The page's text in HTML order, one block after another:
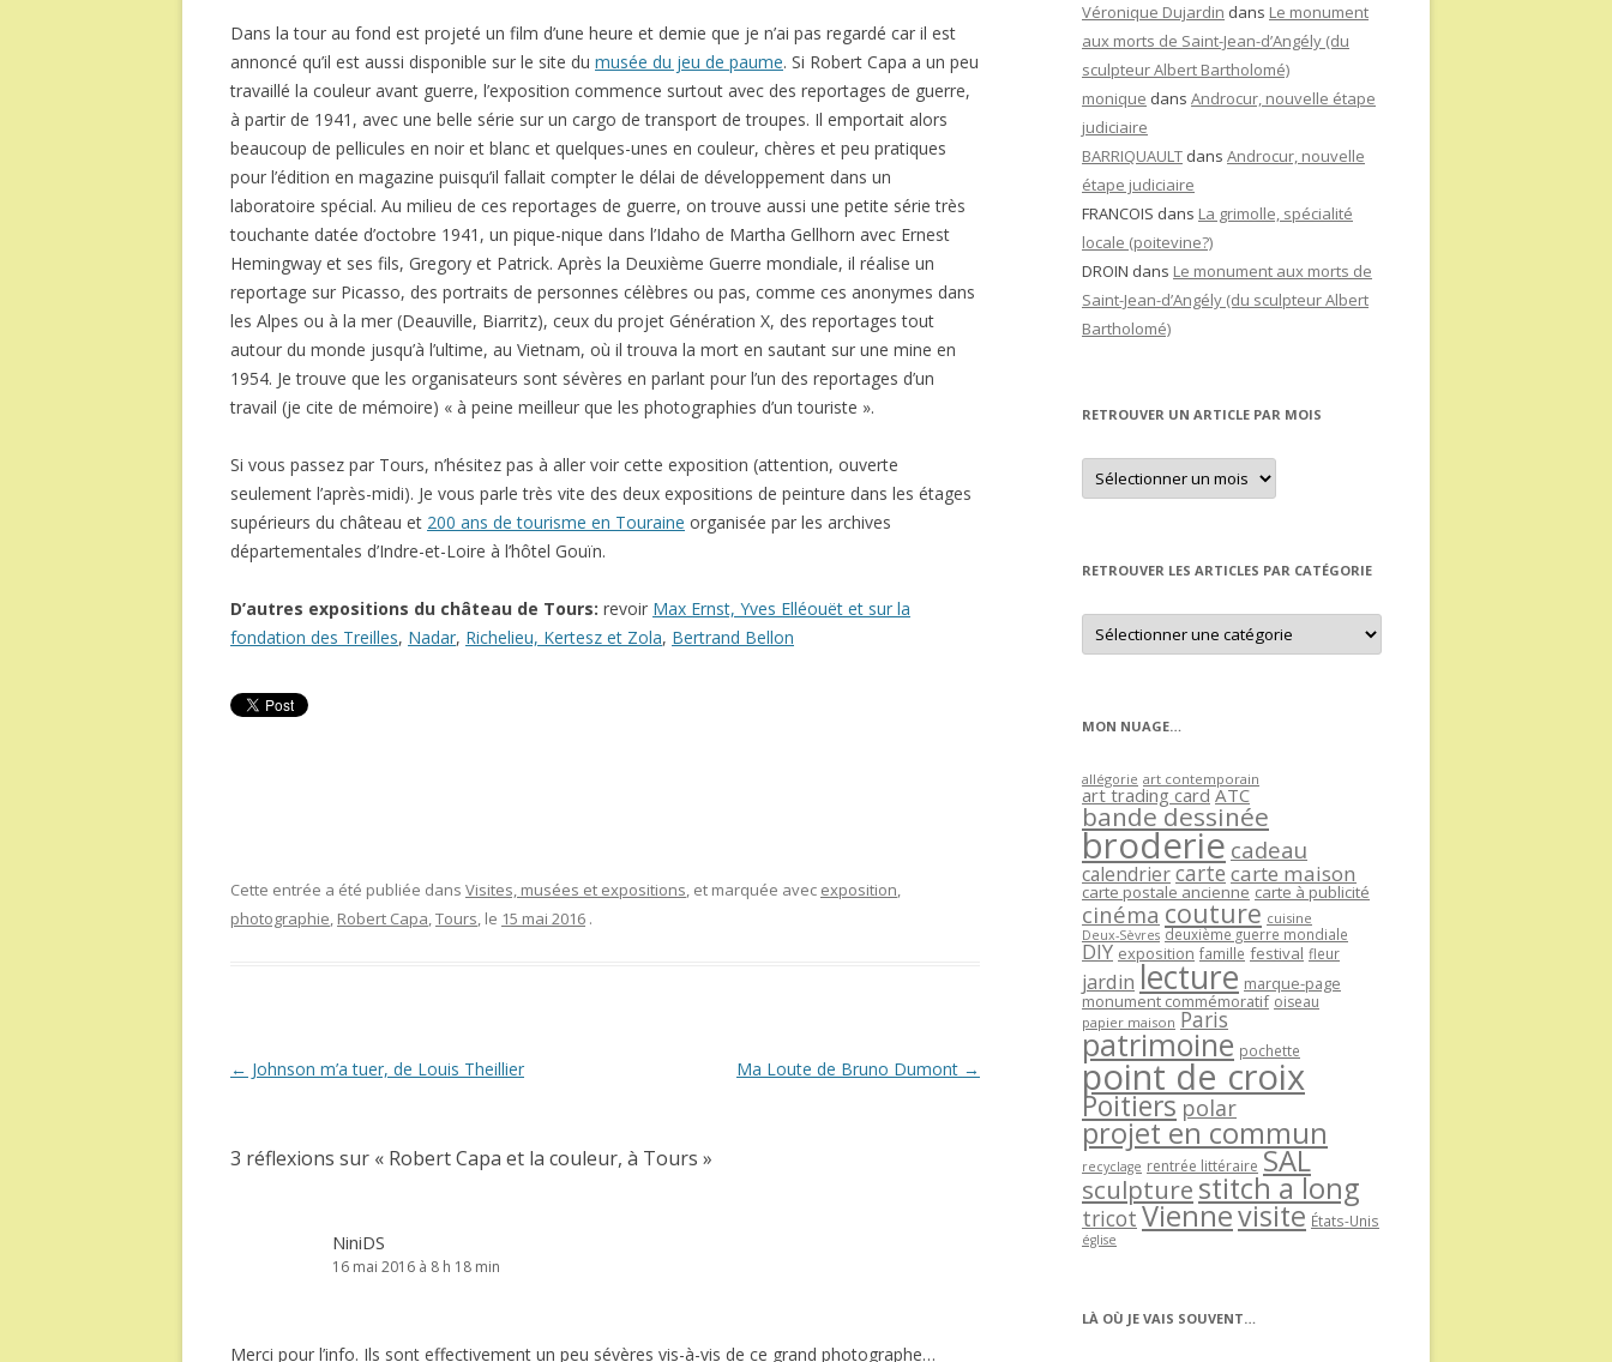
Dans la tour au fond est projeté un film d’une heure et demie que je n’ai pas regardé car il est
annoncé qu’il est aussi disponible sur le site du musée du jeu de paume. Si Robert Capa a un peu
travaillé la couleur avant guerre, l’exposition commence surtout avec des reportages de guerre,
à partir de 1941, avec une belle série sur un cargo de transport de troupes. Il emportait alors
beaucoup de pellicules en noir et blanc et quelques-unes en couleur, chères et peu pratiques
pour l’édition en magazine puisqu’il fallait compter le délai de développement dans un
laboratoire spécial. Au milieu de ces reportages de guerre, on trouve aussi une petite série très
touchante datée d’octobre 1941, un pique-nique dans l’Idaho de Martha Gellhorn avec Ernest
Hemingway et ses fils, Gregory et Patrick. Après la Deuxième Guerre mondiale, il réalise un
reportage sur Picasso, des portraits de personnes célèbres ou pas, comme ces anonymes dans
les Alpes ou à la mer (Deauville, Biarritz), ceux du projet Génération X, des reportages tout
autour du monde jusqu’à l’ultime, au Vietnam, où il trouva la mort en sautant sur une mine en
1954. Je trouve que les organisateurs sont sévères en parlant pour l’un des reportages d’un
travail (je cite de mémoire) « à peine meilleur que les photographies d’un touriste ».
Si vous passez par Tours, n’hésitez pas à aller voir cette exposition (attention, ouverte
seulement l’après-midi). Je vous parle très vite des deux expositions de peinture dans les étages
supérieurs du château et 200 ans de tourisme en Touraine organisée par les archives
départementales d’Indre-et-Loire à l’hôtel Gouïn.
D’autres expositions du château de Tours: revoir Max Ernst, Yves Elléouët et sur la
fondation des Treilles, Nadar, Richelieu, Kertesz et Zola, Bertrand Bellon
Cette entrée a été publiée dans Visites, musées et expositions, et marquée avec exposition,
photographie, Robert Capa,Tours, le 15 mai 2016 .
Navigation
← Johnson m’a tuer, de Louis Theillier Ma Loute de Bruno Dumont →
3 réflexions sur « Robert Capa et la couleur, à Tours »
NiniDS
16 mai 2016 à 8 h 18 min
Merci pour l’info. Ils sont effectivement un peu sévères vis-à-vis de ce grand photographe…
Véronique Dujardin dans Le monument
aux morts de Saint-Jean-d’Angély (du
sculpteur Albert Bartholomé)
monique dans Androcur, nouvelle étape
judiciaire
BARRIQUAULT dans Androcur, nouvelle
étape judiciaire
FRANCOIS dans La grimolle, spécialité
locale (poitevine?)
DROIN dans Le monument aux morts de
Saint-Jean-d’Angély (du sculpteur Albert
Bartholomé)
RETROUVER UN ARTICLE PAR MOIS
Retrouver
un
article
RETROUVER LES ARTICLES PAR CATÉGORIE
Retrouver
les
articles
MON NUAGE…
allégorie art contemporain
art trading card ATC
bande dessinée
broderie cadeau
calendriercartecarte maison
carte postale ancienne carte à publicité
cinéma couture cuisine
Deux-Sèvres deuxième guerre mondiale
DIY exposition famille festival fleur
jardin lecture marque-page
monument commémoratif oiseau
papier maison Paris
patrimoine pochette
point de croix
Poitiers polar
projet en commun
recyclage rentrée littéraire SAL
sculpture stitch a long
tricot Viennevisite États-Unis
église
LÀ OÙ JE VAIS SOUVENT…